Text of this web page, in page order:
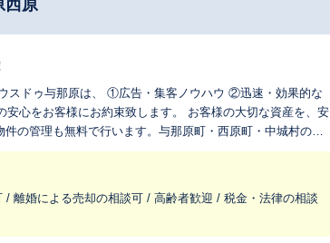
西原
スドゥ与那原は、 ①広告・集客ノウハウ ②迅速・効果的な
心をお客様にお約束致します。 お客様の大切な資産を、安
の管理も無料で行います。与那原町・西原町・中城村の不
依頼ください！
離婚による売却の相談可 / 高齢者歓迎 / 税金・法律の相談